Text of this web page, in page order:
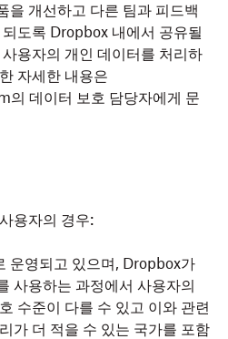
을 개선하고 다른 팀과 피드백
도록 Dropbox 내에서 공유될
용자의 개인 데이터를 처리하
자세한 내용은
데이터 보호 담당자에게 문
용자의 경우:
운영되고 있으며, Dropbox가
사용하는 과정에서 사용자의
수준이 다를 수 있고 이와 관련
가 더 적을 수 있는 국가를 포함